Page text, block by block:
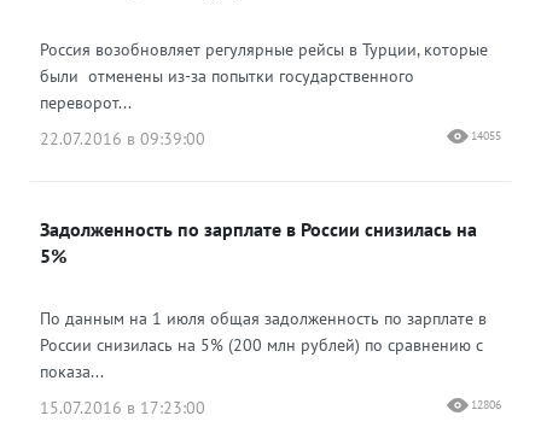
Россия возобновляет регулярные рейсы в Турции, которые
были отменены из-за попытки государственного
переворот...
22.07.2016 в 09:39:00
14055
Задолженность по зарплате в России снизилась на
5%
По данным на 1 июля общая задолженность по зарплате в
России снизилась на 5% (200 млн рублей) по сравнению с
показа...
15.07.2016 в 17:23:00
12806